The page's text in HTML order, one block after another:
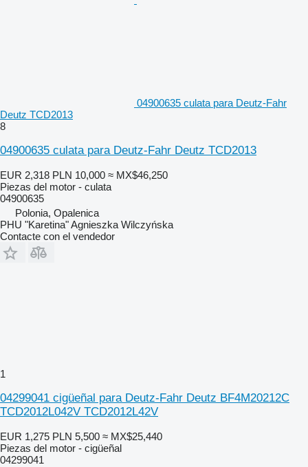
04900635 culata para Deutz-Fahr
Deutz TCD2013
8
04900635 culata para Deutz-Fahr Deutz TCD2013
EUR 2,318 PLN 10,000 ≈ MX$46,250
Piezas del motor - culata
04900635
Polonia, Opalenica
PHU "Karetina" Agnieszka Wilczyńska
Contacte con el vendedor
1
04299041 cigüeñal para Deutz-Fahr Deutz BF4M20212C
TCD2012L042V TCD2012L42V
EUR 1,275 PLN 5,500 ≈ MX$25,440
Piezas del motor - cigüeñal
04299041